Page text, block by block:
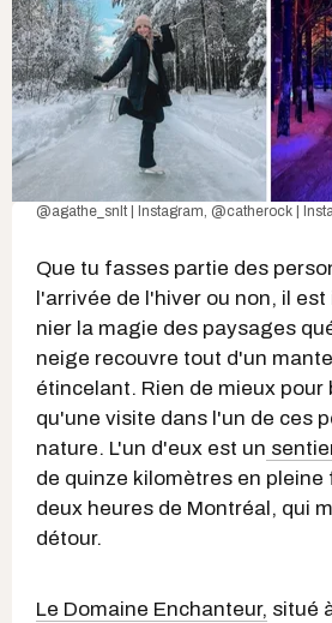
@agathe_snlt | Instagram @catherock |
Que tu fasses partie des
l'arrivée de l'hiver ou non, il
nier la magie des paysages
neige recouvre tout d'un
étincelant. Rien de mieux pour
qu'une visite dans l'un de ces
nature. L'un d'eux est un
de quinze kilomètres en pleine
deux heures de Montréal, qui
détour.
Le Domaine Enchanteur, situé